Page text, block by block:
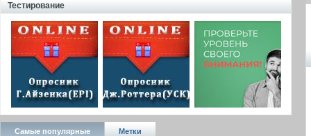
Тестирование
Самые популярные Метки